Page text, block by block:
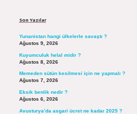
Son Yazılar
Yunanistan hangi ülkelerle savaştı ?
Ağustos 9, 2026
Kuyumculuk helal midir ?
Ağustos 8, 2026
Memeden sütün kesilmesi için ne yapmalı ?
Ağustos 7, 2026
Eksik benlik nedir ?
Ağustos 6, 2026
Avusturya’da asgari ücret ne kadar 2025 ?